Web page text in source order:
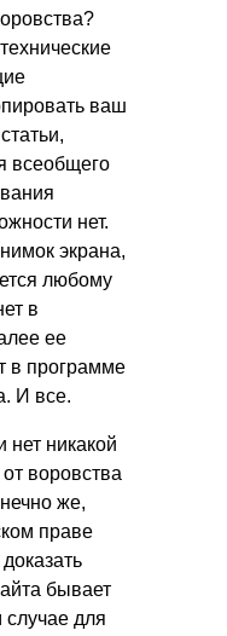
ваш
всеобщего
нет.
экрана,
любому
в
ее
в программе
И все.
нет никакой
воровства
же,
праве
бывает
случае для